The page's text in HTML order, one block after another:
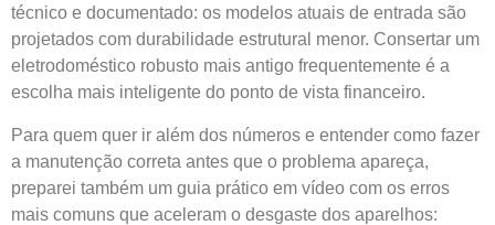
técnico e documentado: os modelos atuais de entrada são
projetados com durabilidade estrutural menor. Consertar um
eletrodoméstico robusto mais antigo frequentemente é a
escolha mais inteligente do ponto de vista financeiro.
Para quem quer ir além dos números e entender como fazer
a manutenção correta antes que o problema apareça,
preparei também um guia prático em vídeo com os erros
mais comuns que aceleram o desgaste dos aparelhos: